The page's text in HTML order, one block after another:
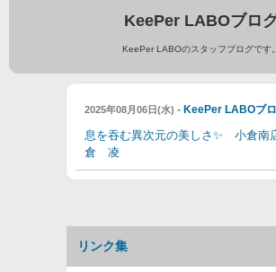
KeePer LABOブロ
KeePer LABOのスタッフブログです。
2025年08月06日(水) - KeePer LABOブ
息を吞む異次元の美しさ✨ 小倉
倉 凌
リンク集